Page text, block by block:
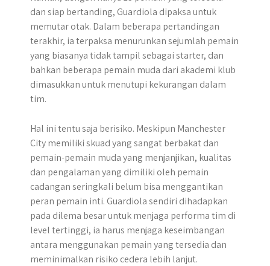
dan siap bertanding, Guardiola dipaksa untuk
memutar otak. Dalam beberapa pertandingan
terakhir, ia terpaksa menurunkan sejumlah pemain
yang biasanya tidak tampil sebagai starter, dan
bahkan beberapa pemain muda dari akademi klub
dimasukkan untuk menutupi kekurangan dalam
tim.
Hal ini tentu saja berisiko. Meskipun Manchester
City memiliki skuad yang sangat berbakat dan
pemain-pemain muda yang menjanjikan, kualitas
dan pengalaman yang dimiliki oleh pemain
cadangan seringkali belum bisa menggantikan
peran pemain inti. Guardiola sendiri dihadapkan
pada dilema besar untuk menjaga performa tim di
level tertinggi, ia harus menjaga keseimbangan
antara menggunakan pemain yang tersedia dan
meminimalkan risiko cedera lebih lanjut.